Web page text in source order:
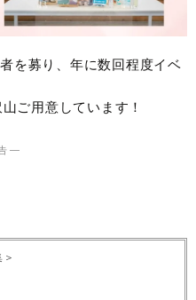
を募り、年に数回程度イベ
ご用意しています！
―